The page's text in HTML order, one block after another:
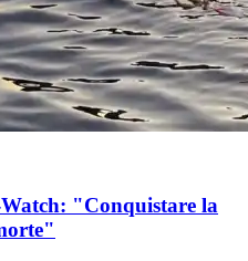
"Conquistare la